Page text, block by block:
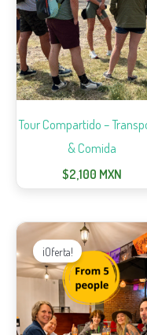
Tour Compartido –
& Comida
$2,100 MXN
¡Oferta!
Original
price
was:
$2,800.
price
is: